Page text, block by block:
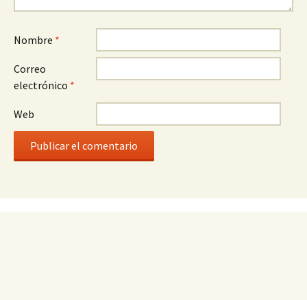
Nombre *
Correo
electrónico *
Web